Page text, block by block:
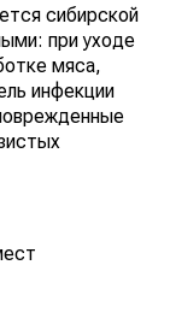
сибирской
при уходе
мяса,
инфекции